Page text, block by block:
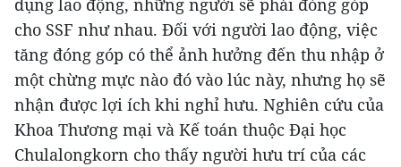
dụng lao động, những người sẽ phải đóng góp
cho SSF như nhau. Đối với người lao động, việc
tăng đóng góp có thể ảnh hưởng đến thu nhập ở
một chừng mực nào đó vào lúc này, nhưng họ sẽ
nhận được lợi ích khi nghỉ hưu. Nghiên cứu của
Khoa Thương mại và Kế toán thuộc Đại học
Chulalongkorn cho thấy người hưu trí của các